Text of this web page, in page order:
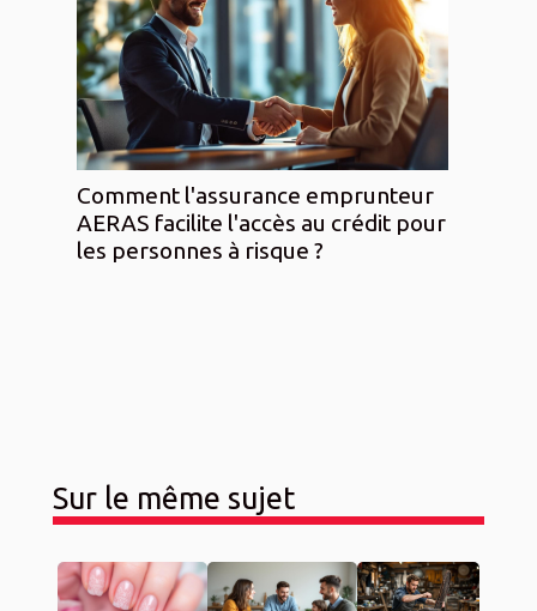
Comment l'assurance emprunteur
AERAS facilite l'accès au crédit pour
les personnes à risque ?
Sur le même sujet